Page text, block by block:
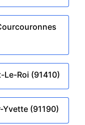
Le-Roi (91410)
(91190)